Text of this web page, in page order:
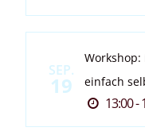
SEP.
19
einfach
13:00 -